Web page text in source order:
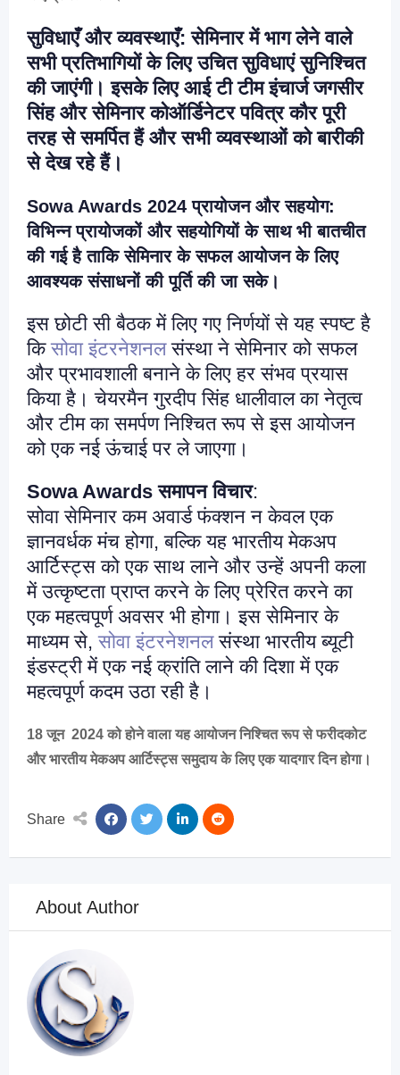
सुविधाएँ और व्यवस्थाएँ: सेमिनार में भाग लेने वाले
सभी प्रतिभागियों के लिए उचित सुविधाएं सुनिश्चित
की जाएंगी। इसके लिए आई टी टीम इंचार्ज जगसीर
सिंह और सेमिनार कोऑर्डिनेटर पवित्र कौर पूरी
तरह से समर्पित हैं और सभी व्यवस्थाओं को बारीकी
से देख रहे हैं।
Sowa Awards 2024 प्रायोजन और सहयोग:
विभिन्न प्रायोजकों और सहयोगियों के साथ भी बातचीत
की गई है ताकि सेमिनार के सफल आयोजन के लिए
आवश्यक संसाधनों की पूर्ति की जा सके।
इस छोटी सी बैठक में लिए गए निर्णयों से यह स्पष्ट है
किसोवा इंटरनेशनलसंस्था ने सेमिनार को सफल
और प्रभावशाली बनाने के लिए हर संभव प्रयास
किया है। चेयरमैन गुरदीप सिंह धालीवाल का नेतृत्व
और टीम का समर्पण निश्चित रूप से इस आयोजन
को एक नई ऊंचाई पर ले जाएगा।
Sowa Awards समापन विचार:
सोवा सेमिनार कम अवार्ड फंक्शन न केवल एक
ज्ञानवर्धक मंच होगा, बल्कि यह भारतीय मेकअप
आर्टिस्ट्स को एक साथ लाने और उन्हें अपनी कला
में उत्कृष्टता प्राप्त करने के लिए प्रेरित करने का
एक महत्वपूर्ण अवसर भी होगा। इस सेमिनार के
माध्यम से,सोवा इंटरनेशनलसंस्था भारतीय ब्यूटी
इंडस्ट्री में एक नई क्रांति लाने की दिशा में एक
महत्वपूर्ण कदम उठा रही है।
18 जून 2024 को होने वाला यह आयोजन निश्चित रूप से फरीदकोट
और भारतीय मेकअप आर्टिस्ट्स समुदाय के लिए एक यादगार दिन होगा।
Share
About Author